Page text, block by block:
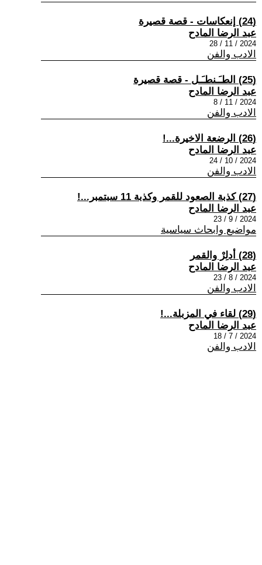
(24) إنعكاسات - قصة قصيرة
عبد الرضا المادح
2024 / 11 / 28
الادب والفن
(25) الطـَـنطـَـل - قصة قصيرة
عبد الرضا المادح
2024 / 11 / 8
الادب والفن
(26) الرضعة الاخيرة...!
عبد الرضا المادح
2024 / 10 / 24
الادب والفن
(27) كذبة الصعود للقمر وكذبة 11 سبتمبر...!
عبد الرضا المادح
2024 / 9 / 23
مواضيع وابحاث سياسية
(28) أدلِرْ والقمر
عبد الرضا المادح
2024 / 8 / 23
الادب والفن
(29) لقاء في المزبلة...!
عبد الرضا المادح
2024 / 7 / 18
الادب والفن